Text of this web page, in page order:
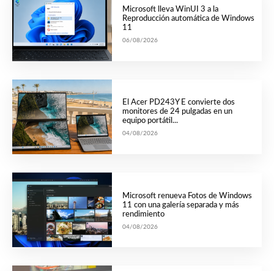
Microsoft lleva WinUI 3 a la
Reproducción automática de Windows
11
06/08/2026
El Acer PD243Y E convierte dos
monitores de 24 pulgadas en un
equipo portátil...
04/08/2026
Microsoft renueva Fotos de Windows
11 con una galería separada y más
rendimiento
04/08/2026